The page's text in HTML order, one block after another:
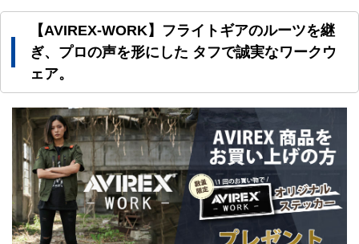
【AVIREX-WORK】フライトギアのルーツを継
ぎ、プロの声を形にした タフで誠実なワークウ
ェア。